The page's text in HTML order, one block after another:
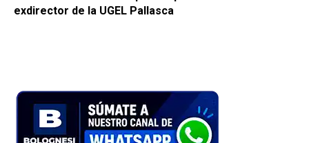
exdirector de la UGEL Pallasca